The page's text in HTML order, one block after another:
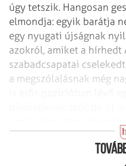
úgy tetszik. Hangosan
elmondja: egyik barátja
egy nyugati újságnak
azokról, amiket a hírhedt
szabadcsapatai
a megszólalásnak még
katonáikat a